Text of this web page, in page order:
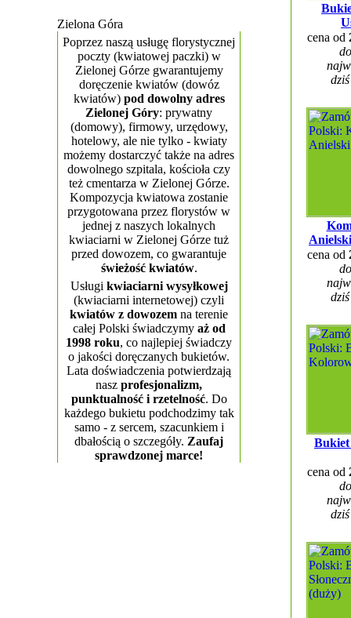
Zielona Góra
Poprzez naszą usługę florystycznej
poczty (kwiatowej paczki) w
Zielonej Górze gwarantujemy
doręczenie kwiatów (dowóz
kwiatów) pod dowolny adres
Zielonej Góry: prywatny
(domowy), firmowy, urzędowy,
hotelowy, ale nie tylko - kwiaty
możemy dostarczyć także na adres
dowolnego szpitala, kościoła czy
też cmentarza w Zielonej Górze.
Kompozycja kwiatowa zostanie
przygotowana przez florystów w
jednej z naszych lokalnych
kwiaciarni w Zielonej Górze tuż
przed dowozem, co gwarantuje
świeżość kwiatów.
Usługi kwiaciarni wysyłkowej
(kwiaciarni internetowej) czyli
kwiatów z dowozem na terenie
całej Polski świadczymy aż od
1998 roku, co najlepiej świadczy
o jakości doręczanych bukietów.
Lata doświadczenia potwierdzają
nasz profesjonalizm,
punktualność i rzetelność. Do
każdego bukietu podchodzimy tak
samo - z sercem, szacunkiem i
dbałością o szczegóły. Zaufaj
sprawdzonej marce!
cena od
cena od
cena od